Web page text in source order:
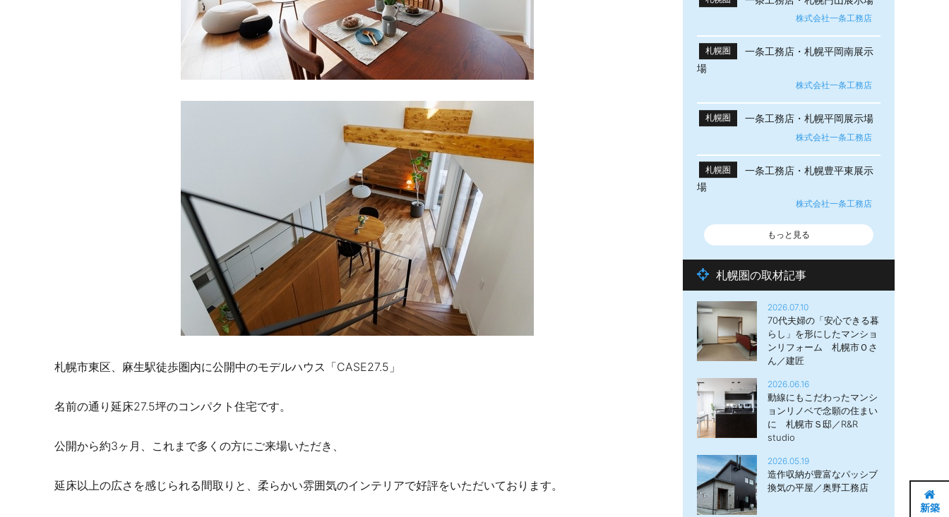
札幌市東区、麻生駅徒歩圏内に公開中のモデルハウス「CASE27.5」
名前の通り延床27.5坪のコンパクト住宅です。
公開から約3ヶ月、これまで多くの方にご来場いただき、
延床以上の広さを感じられる間取りと、柔らかい雰囲気のインテリアで好評をいただいております。
株式会社一条工務店
札幌圏
一条工務店・札幌平岡南展示
場
株式会社一条工務店
札幌圏 一条工務店・札幌平岡展示場
株式会社一条工務店
札幌圏
一条工務店・札幌豊平東展示
場
株式会社一条工務店
もっと見る
札幌圏の取材記事
2026.07.10
70代夫婦の「安心できる暮
らし」を形にしたマンショ
ンリフォーム 札幌市Ｏさ
ん／建匠
2026.06.16
動線にもこだわったマンシ
ョンリノベで念願の住まい
に 札幌市Ｓ邸／R&R
studio
2026.05.19
造作収納が豊富なパッシブ
換気の平屋／奥野工務店
新築